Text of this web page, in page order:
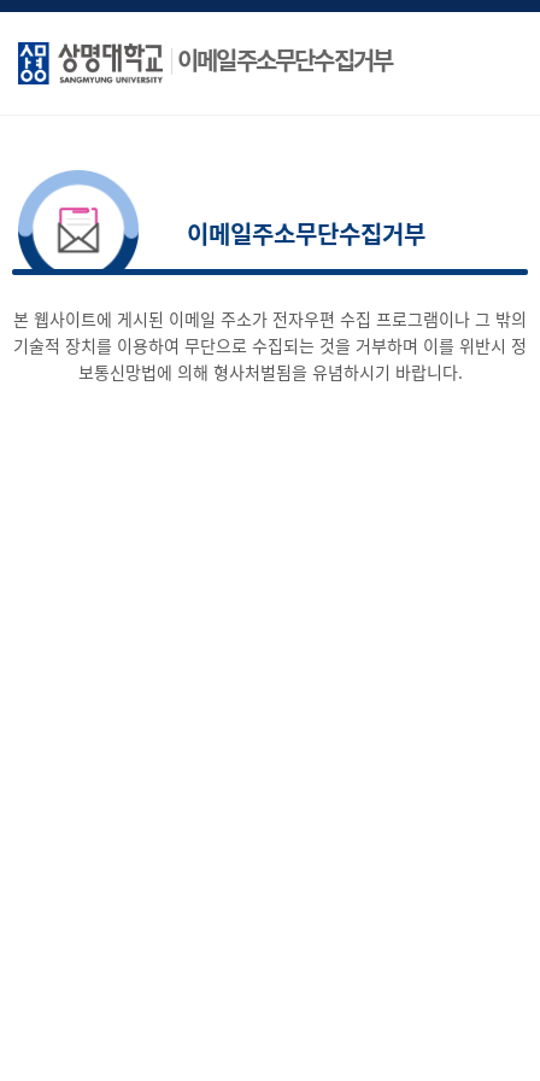
이메일주소무단수집거부
이메일주소무단수집거부
본 웹사이트에 게시된 이메일 주소가 전자우편 수집 프로그램이나 그 밖의
기술적 장치를 이용하여 무단으로 수집되는 것을 거부하며 이를 위반시 정
보통신망법에 의해 형사처벌됨을 유념하시기 바랍니다.